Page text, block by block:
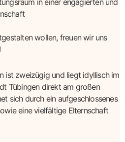
wollen, freuen wir uns
ist zweizügig und liegt idyllisch im
Tübingen direkt am großen
sich durch ein aufgeschlossenes
eine vielfältige Elternschaft